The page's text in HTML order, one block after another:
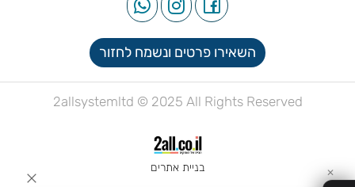
השאירו פרטים ונשמח לחזור
2allsystemltd © 2025 All Rights Reserved
בניית אתרים ✕